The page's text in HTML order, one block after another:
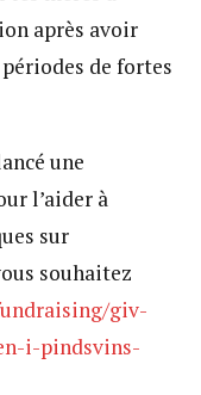
après avoir
de fortes
une
l’aider à
sur
souhaitez
giv-
i-pindsvins-